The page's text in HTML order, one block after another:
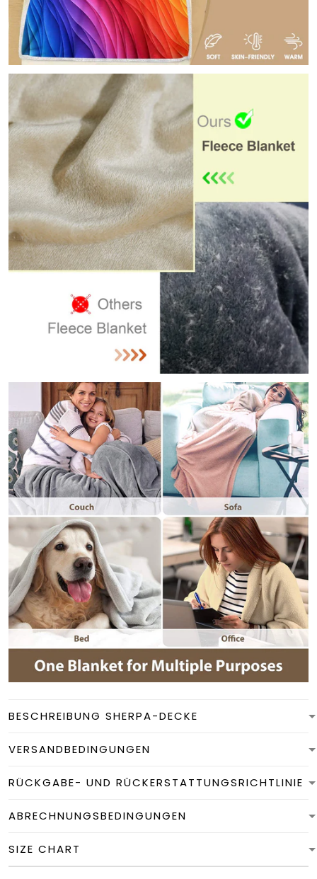
BESCHREIBUNG SHERPA-DECKE
VERSANDBEDINGUNGEN
RÜCKGABE- UND RÜCKERSTATTUNGSRICHTLINIE
ABRECHNUNGSBEDINGUNGEN
SIZE CHART